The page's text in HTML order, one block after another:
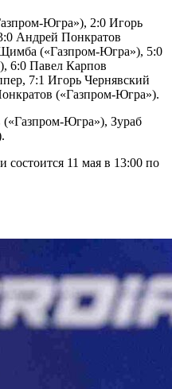
Югра»), 2:0 Игорь
Андрей Понкратов
(«Газпром-Югра»), 5:0
6:0 Павел Карпов
7:1 Игорь Чернявский
(«Газпром-Югра»).
Югра»), Зураб
11 мая в 13:00 по